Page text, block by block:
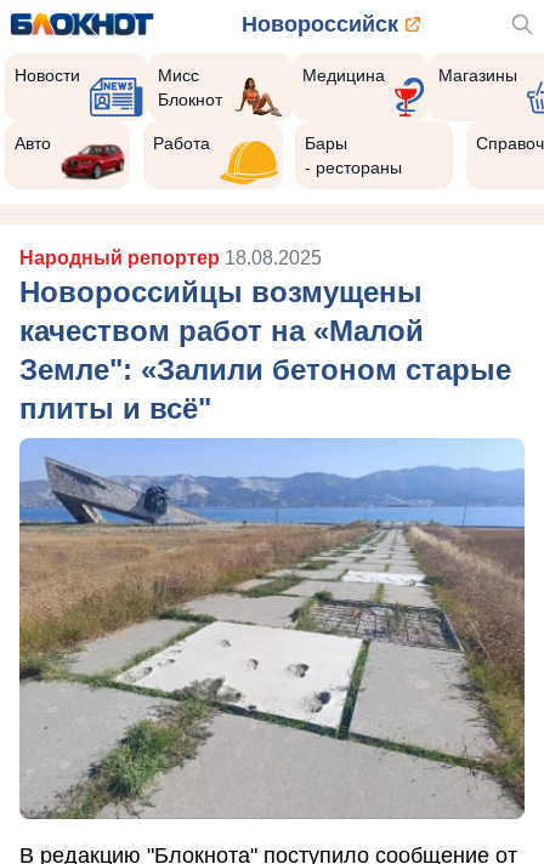
Новороссийск
Новости
Мисс
Блокнот
Медицина Магазины
Авто Работа
Бары
- рестораны
Народный репортер 18.08.2025
Новороссийцы возмущены
качеством работ на «Малой
Земле": «Залили бетоном старые
плиты и всё"
В редакцию "Блокнота" поступило сообщение от